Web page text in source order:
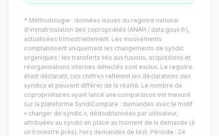
* Méthodologie : données issues du registre national
d'immatriculation des copropriétés (ANAH / data.gouv.fr),
actualisées trimestriellement. Les mouvements
comptabilisent uniquement les changements de syndic
organiques : les transferts liés aux fusions, acquisitions et
réorganisations internes détectés sont exclus. Le registre
étant déclaratif, ces chiffres reflètent les déclarations des
syndics et peuvent différer de la réalité. Le nombre de
copropriétaires ayant lancé une comparaison est mesuré
sur la plateforme SyndiCompare : demandes avec le motif
« changer de syndic », dédoublonnées par utilisateur,
attribuées au syndic en place au moment de la demande (à
un trimestre près), hors demandes de test. Période : 24